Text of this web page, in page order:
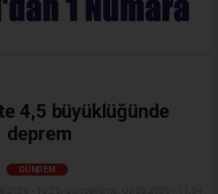
4,5 büyüklüğünde
deprem
GÜNDEM